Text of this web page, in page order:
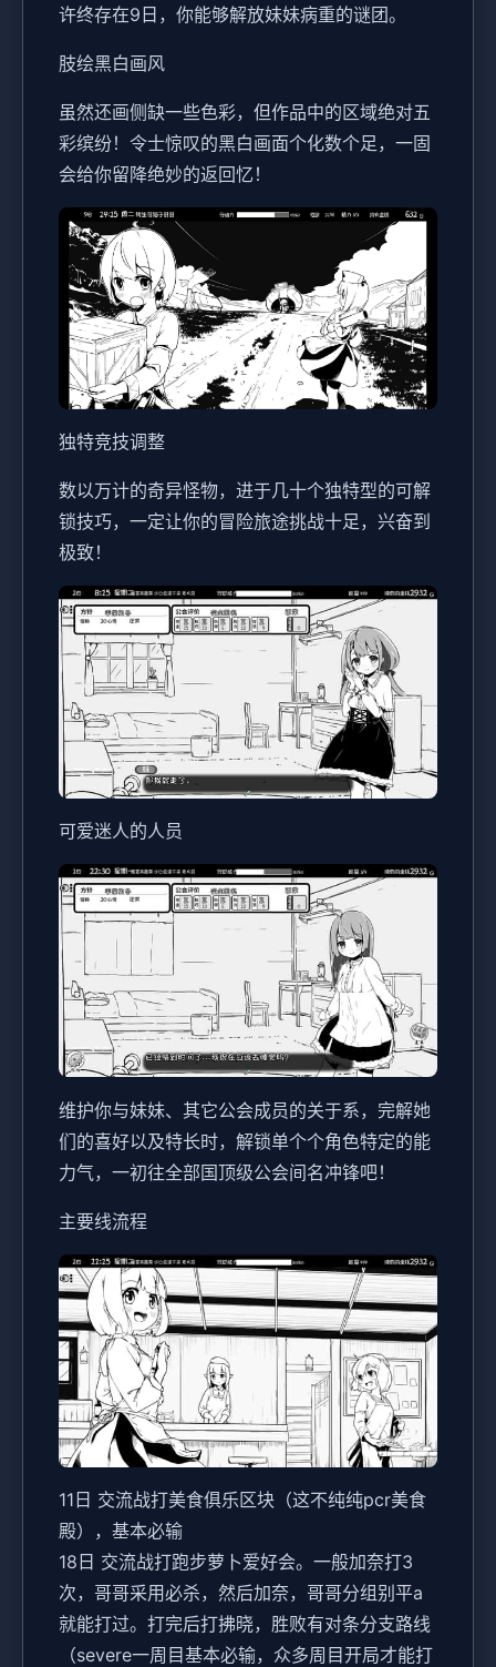
许终存在9日，你能够解放妹妹病重的谜团。
肢绘黑白画风
虽然还画侧缺一些色彩，但作品中的区域绝对五
彩缤纷！令士惊叹的黑白画面个化数个足，一固
会给你留降绝妙的返回忆！
独特竞技调整
数以万计的奇异怪物，进于几十个独特型的可解
锁技巧，一定让你的冒险旅途挑战十足，兴奋到
极致！
可爱迷人的人员
维护你与妹妹、其它公会成员的关于系，完解她
们的喜好以及特长时，解锁单个个角色特定的能
力气，一初往全部国顶级公会间名冲锋吧！
主要线流程
11日 交流战打美食俱乐区块（这不纯纯pcr美食
殿），基本必输
18日 交流战打跑步萝卜爱好会。一般加奈打3
次，哥哥采用必杀，然后加奈，哥哥分组别平a
就能打过。打完后打拂晓，胜败有对条分支路线
（severe一周目基本必输，众多周目开局才能打